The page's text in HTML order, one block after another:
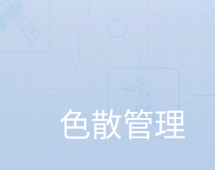
色散管理